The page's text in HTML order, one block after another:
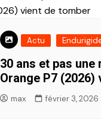
Actu
30 ans et pas une
Orange P7
max février 3, 2026